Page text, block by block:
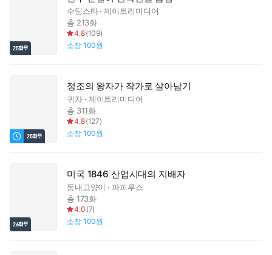
수팅스타
제이트리미디어
총 213화
4.8(109)
소장 100원
정조의 왕자가 작가로 살아남기
귀차
제이트리미디어
총 311화
4.8(127)
소장 100원
미국 1846 산업시대의 지배자
동내고양이
파피루스
총 173화
4.0 (7)
소장 100원